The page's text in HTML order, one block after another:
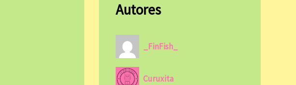
Autores
_FinFish_
Curuxita